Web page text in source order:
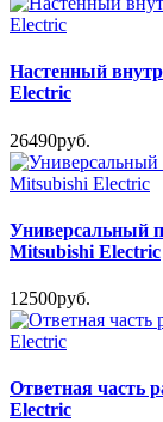
Настенный
Electric
26490руб.
Универсальный
Mitsubishi Electric
12500руб.
Ответная часть
Electric